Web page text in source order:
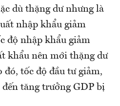
dù thặng dư nhưng là
nhập khẩu giảm
độ nhập khẩu giảm
khẩu nên mới thặng dư
tốc độ đầu tư giảm,
tăng trưởng GDP bị